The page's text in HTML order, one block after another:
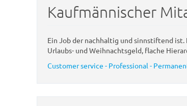
Kaufmännischer
Ein Job der nachhaltig und sinnstiftend
Urlaubs- und Weihnachtsgeld, flache
Customer service - Professional -